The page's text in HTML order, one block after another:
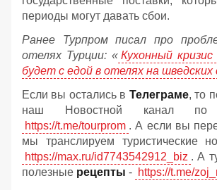
периоды могут давать сбои.
Ранее Турпром писал про
отелях Турции: « Кухонный
будет с едой в отелях на шведских
Если вы остались в Телеграме, то
наш Новостной канал
https://t.me/tourprom . А если вы
мы транслируем туристические
https://max.ru/id7743542912_biz . А
полезные рецепты - https://t.me/